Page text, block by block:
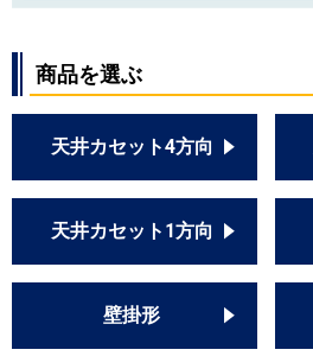
商品を選ぶ
天井カセット4方向
天井カセット1方向
壁掛形